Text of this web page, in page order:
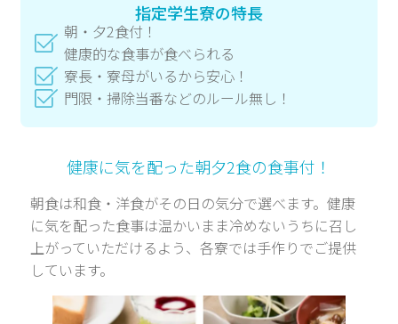
指定学生寮の特長
朝・夕2食付！
健康的な食事が食べられる
寮長・寮母がいるから安心！
門限・掃除当番などのルール無し！
健康に気を配った朝夕2食の食事付！
朝食は和食・洋食がその日の気分で選べます。健康
に気を配った食事は温かいまま冷めないうちに召し
上がっていただけるよう、各寮では手作りでご提供
しています。